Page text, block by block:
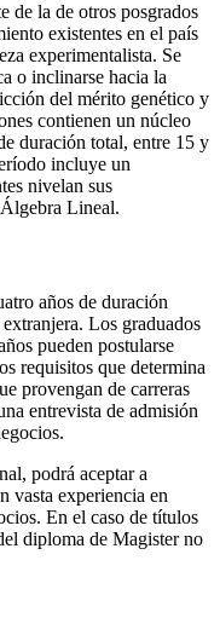
de la de otros posgrados
existentes en el país
experimentalista. Se
o inclinarse hacia la
del mérito genético y
contienen un núcleo
duración total, entre 15 y
incluye un
nivelan sus
Lineal.
años de duración
Los graduados
pueden postularse
requisitos que determina
provengan de carreras
entrevista de admisión
podrá aceptar a
vasta experiencia en
En el caso de títulos
diploma de Magister no